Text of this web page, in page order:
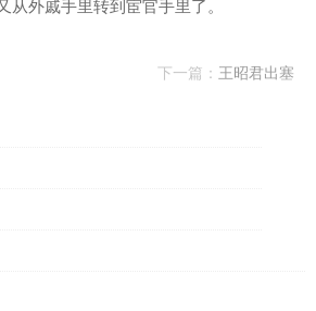
外戚手里转到宦官手里了。
下一篇： 王昭君出塞